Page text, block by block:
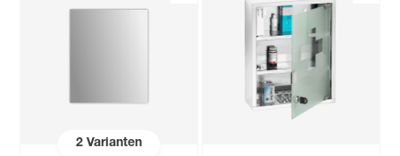
2Varianten